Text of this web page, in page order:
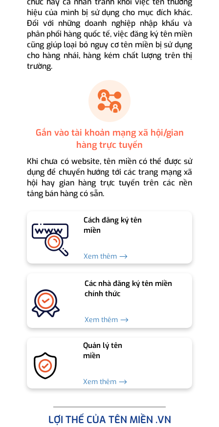
hiệu của mình bị sử dụng cho mục đích khác.
Đối với những doanh nghiệp nhập khẩu và
phân phối hàng quốc tế, việc đăng ký tên miền
cũng giúp loại bỏ nguy cơ tên miền bị sử dụng
cho hàng nhái, hàng kém chất lượng trên thị
trường.
Gắn vào tài khoản mạng xã hội/gian
hàng trực tuyến
Khi chưa có website, tên miền có thể được sử
dụng để chuyển hướng tới các trang mạng xã
hội hay gian hàng trực tuyến trên các nền
tảng bán hàng có sẵn.
Cách đăng ký tên
miền
Xem thêm ⟶
Các nhà đăng ký tên miền
chính thức
Xem thêm ⟶
Quản lý tên
miền
Xem thêm ⟶
LỢI THẾ CỦA TÊN MIỀN .VN